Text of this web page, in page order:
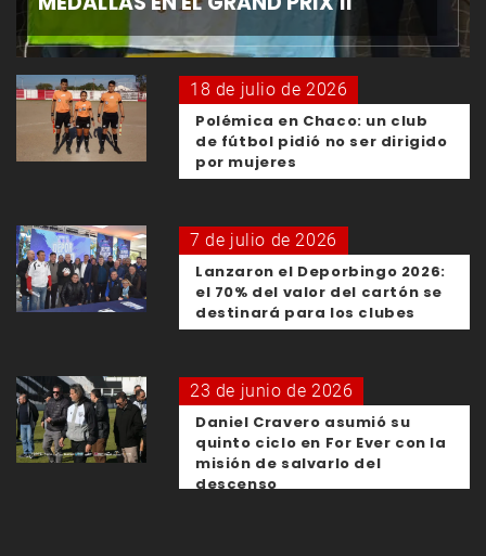
18 de julio de 2026
Polémica en Chaco: un club
de fútbol pidió no ser dirigido
por mujeres
7 de julio de 2026
Lanzaron el Deporbingo 2026:
el 70% del valor del cartón se
destinará para los clubes
23 de junio de 2026
Daniel Cravero asumió su
quinto ciclo en For Ever con la
misión de salvarlo del
descenso